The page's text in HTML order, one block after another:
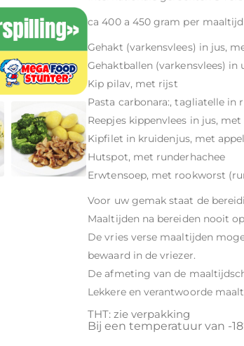
ca 400 a 450 gram per maaltijd
Gehakt (varkensvlees) in jus,
Gehaktballen (varkensvlees)
Kip pilav, met rijst
Pasta carbonara:, tagliatelle
Reepjes kippenvlees in jus,
Kipfilet in kruidenjus, met
Hutspot, met runderhachee
Erwtensoep, met rookworst
Voor uw gemak staat de
Maaltijden na bereiden nooit
De vries verse maaltijden
bewaard in de vriezer.
De afmeting van de
Lekkere en verantwoorde
THT: zie verpakking
Bij een temperatuur van -